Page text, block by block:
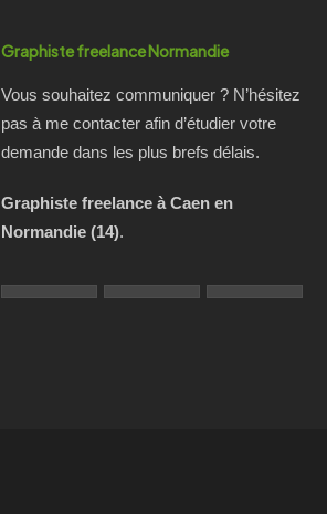
Graphiste freelance Normandie
Vous souhaitez communiquer ? N’hésitez
pas à me contacter afin d’étudier votre
demande dans les plus brefs délais.
Graphiste freelance à Caen en
Normandie (14).